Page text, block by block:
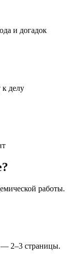
и догадок
к делу
работы.
— 2–3 страницы.